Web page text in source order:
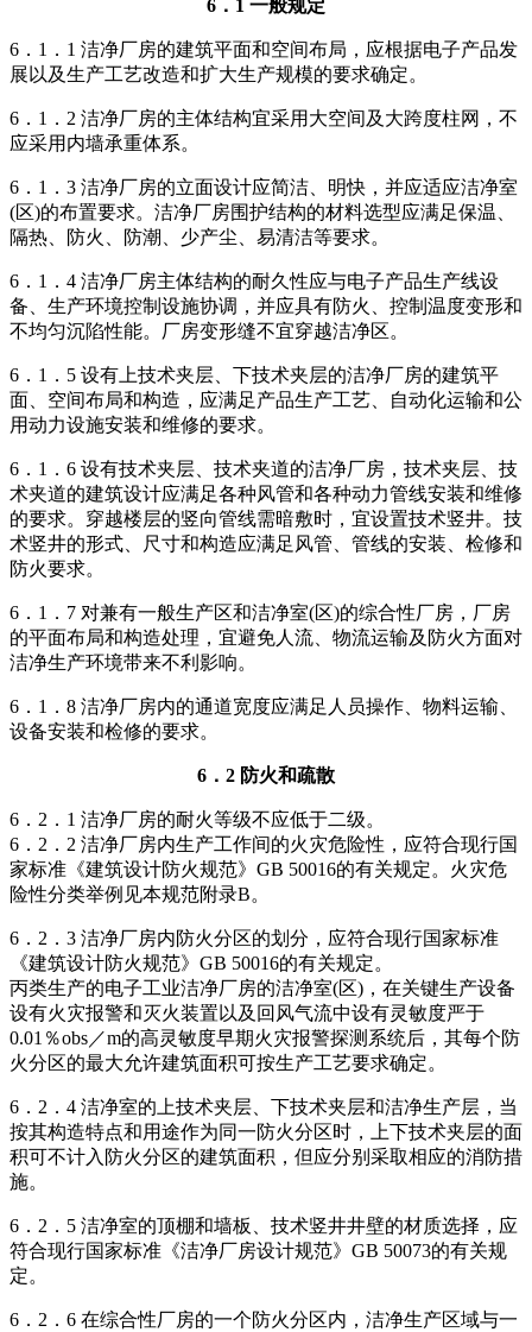
6．1 一般规定
6．1．1 洁净厂房的建筑平面和空间布局，应根据电子产品发
展以及生产工艺改造和扩大生产规模的要求确定。
6．1．2 洁净厂房的主体结构宜采用大空间及大跨度柱网，不
应采用内墙承重体系。
6．1．3 洁净厂房的立面设计应简洁、明快，并应适应洁净室
(区)的布置要求。洁净厂房围护结构的材料选型应满足保温、
隔热、防火、防潮、少产尘、易清洁等要求。
6．1．4 洁净厂房主体结构的耐久性应与电子产品生产线设
备、生产环境控制设施协调，并应具有防火、控制温度变形和
不均匀沉陷性能。厂房变形缝不宜穿越洁净区。
6．1．5 设有上技术夹层、下技术夹层的洁净厂房的建筑平
面、空间布局和构造，应满足产品生产工艺、自动化运输和公
用动力设施安装和维修的要求。
6．1．6 设有技术夹层、技术夹道的洁净厂房，技术夹层、技
术夹道的建筑设计应满足各种风管和各种动力管线安装和维修
的要求。穿越楼层的竖向管线需暗敷时，宜设置技术竖井。技
术竖井的形式、尺寸和构造应满足风管、管线的安装、检修和
防火要求。
6．1．7 对兼有一般生产区和洁净室(区)的综合性厂房，厂房
的平面布局和构造处理，宜避免人流、物流运输及防火方面对
洁净生产环境带来不利影响。
6．1．8 洁净厂房内的通道宽度应满足人员操作、物料运输、
设备安装和检修的要求。
6．2 防火和疏散
6．2．1 洁净厂房的耐火等级不应低于二级。
6．2．2 洁净厂房内生产工作间的火灾危险性，应符合现行国
家标准《建筑设计防火规范》GB 50016的有关规定。火灾危
险性分类举例见本规范附录B。
6．2．3 洁净厂房内防火分区的划分，应符合现行国家标准
《建筑设计防火规范》GB 50016的有关规定。
丙类生产的电子工业洁净厂房的洁净室(区)，在关键生产设备
设有火灾报警和灭火装置以及回风气流中设有灵敏度严于
0.01％obs／m的高灵敏度早期火灾报警探测系统后，其每个防
火分区的最大允许建筑面积可按生产工艺要求确定。
6．2．4 洁净室的上技术夹层、下技术夹层和洁净生产层，当
按其构造特点和用途作为同一防火分区时，上下技术夹层的面
积可不计入防火分区的建筑面积，但应分别采取相应的消防措
施。
6．2．5 洁净室的顶棚和墙板、技术竖井井壁的材质选择，应
符合现行国家标准《洁净厂房设计规范》GB 50073的有关规
定。
6．2．6 在综合性厂房的一个防火分区内，洁净生产区域与一